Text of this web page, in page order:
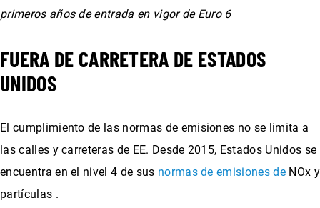
primeros años de entrada en vigor de Euro 6
FUERA DE CARRETERA DE ESTADOS
UNIDOS
El cumplimiento de las normas de emisiones no se limita a
las calles y carreteras de EE. Desde 2015, Estados Unidos se
encuentra en el nivel 4 de sus normas de emisiones deNOx y
partículas .